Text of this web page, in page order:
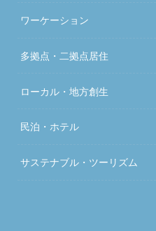
ワーケーション
多拠点・二拠点居住
ローカル・地方創生
民泊・ホテル
サステナブル・ツーリズム